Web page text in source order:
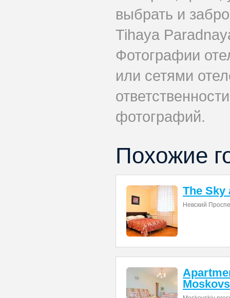
выбрать и
Tihaya
Фотографии
или сетями
фотографий.
Похожие
The Sky
Невский